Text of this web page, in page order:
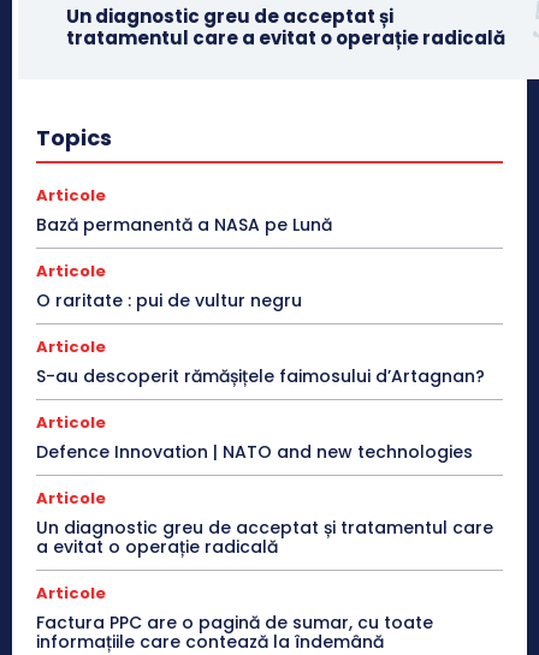
Un diagnostic greu de acceptat și
tratamentul care a evitat o operație radicală
Topics
Articole
Bază permanentă a NASA pe Lună
Articole
O raritate : pui de vultur negru
Articole
S-au descoperit rămășițele faimosului d’Artagnan?
Articole
Defence Innovation | NATO and new technologies
Articole
Un diagnostic greu de acceptat și tratamentul care
a evitat o operație radicală
Articole
Factura PPC are o pagină de sumar, cu toate
informațiile care contează la îndemână